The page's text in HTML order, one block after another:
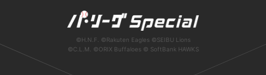
©H.N.F. ©Rakuten Eagles ©SEIBU Lions
©C.L.M. ©ORIX Buffaloes © SoftBank HAWKS